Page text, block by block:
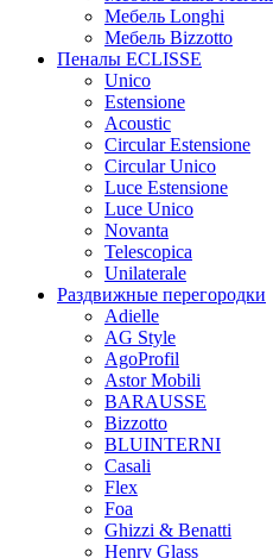
Мебель Longhi
Мебель Bizzotto
Пеналы ECLISSE
Unico
Estensione
Acoustic
Circular Estensione
Circular Unico
Luce Estensione
Luce Unico
Novanta
Telescopica
Unilaterale
Раздвижные перегородки
Adielle
AG Style
AgoProfil
Astor Mobili
BARAUSSE
Bizzotto
BLUINTERNI
Casali
Flex
Foa
Ghizzi & Benatti
Henry Glass